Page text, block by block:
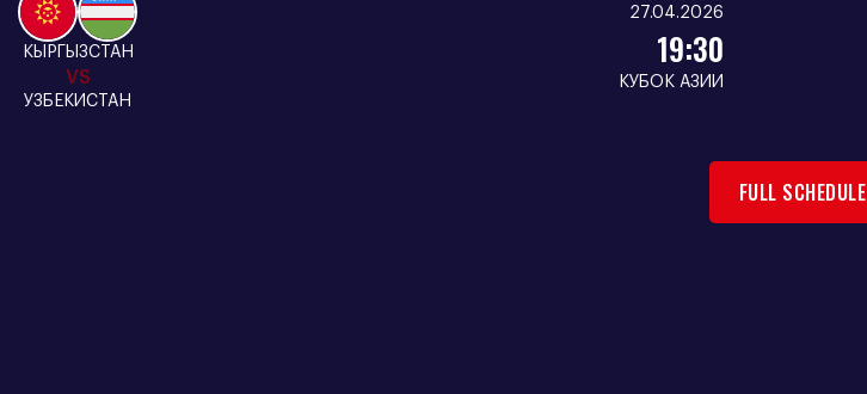
КЫРГЫЗСТАН
VS
УЗБЕКИСТАН
27.04.2026
19:30
КУБОК АЗИИ
FULL SCHEDULE